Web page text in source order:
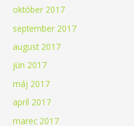
október 2017
september 2017
august 2017
jún 2017
máj 2017
apríl 2017
marec 2017